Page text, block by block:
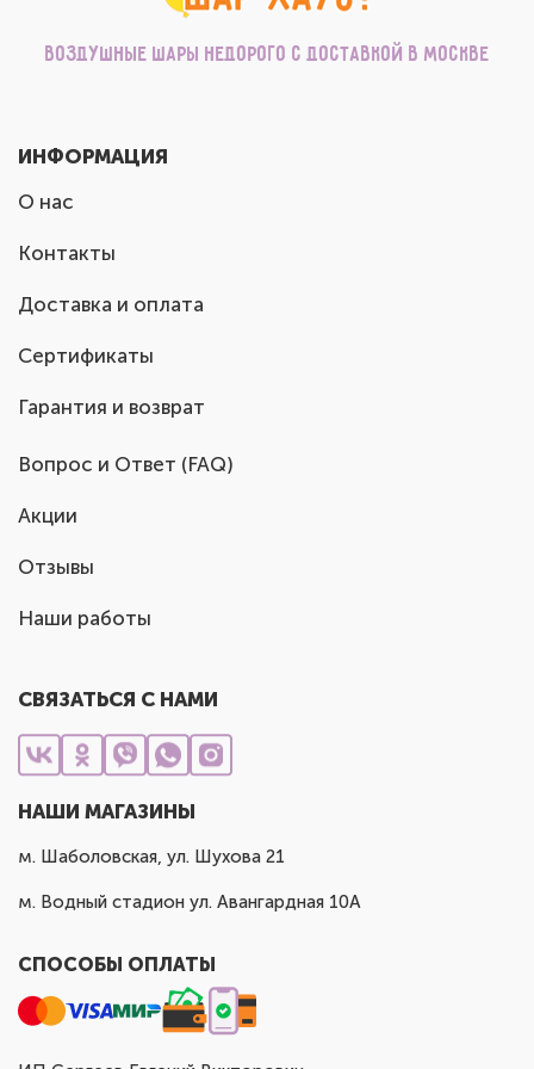
Воздушные шары недорого с доставкой в Москве
ИНФОРМАЦИЯ
О нас
Контакты
Доставка и оплата
Сертификаты
Гарантия и возврат
Вопрос и Ответ (FAQ)
Акции
Отзывы
Наши работы
СВЯЗАТЬСЯ С НАМИ
НАШИ МАГАЗИНЫ
м. Шаболовская, ул. Шухова 21
м. Водный стадион ул. Авангардная 10А
СПОСОБЫ ОПЛАТЫ